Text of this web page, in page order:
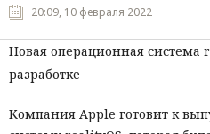
20:09, 10 февраля 2022
Новая операционная система
разработке
Компания Apple готовит к